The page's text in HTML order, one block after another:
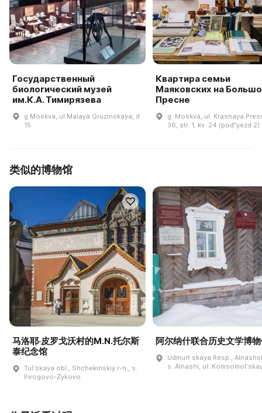
Государственный
биологический музей
им.К.А. Тимирязева
g Moskva, ul Malaya Gruzinskaya, d
15
Квартира семьи
Маяковских на
Пресне
g. Moskva, ul. Krasnaya
36, str. 1, kv. 24 (podʺyezd 2)
类似的博物馆
马洛耶·皮罗戈沃村的M.N.托尔斯
泰纪念馆
Tulʹskaya obl., Shchekinskiy r-n., s.
Pirogovo-Zykovo
阿尔纳什联合历史文学博
Udmurt·skaya Resp.,
s. Alnashi, ul.